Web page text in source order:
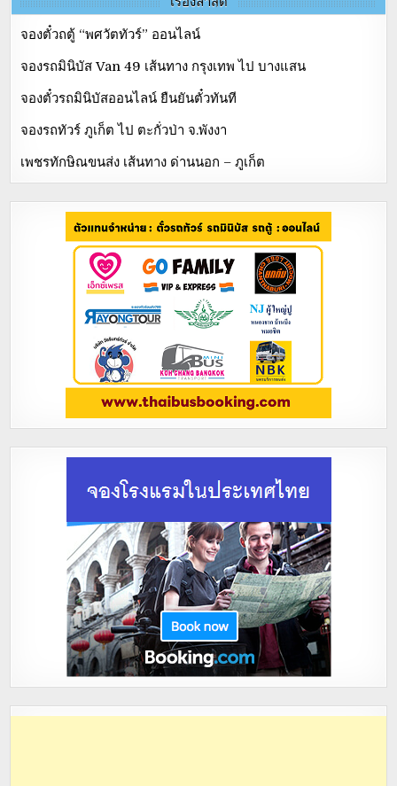
จองตั๋วถตู้ “พศวัตทัวร์” ออนไลน์
จองรถมินิบัส Van 49 เส้นทาง กรุงเทพ ไป บางแสน
จองตั๋วรถมินิบัสออนไลน์ ยืนยันตั๋วทันที
จองรถทัวร์ ภูเก็ต ไป ตะกั่วป่า จ.พังงา
เพชรทักษิณขนส่ง เส้นทาง ด่านนอก – ภูเก็ต